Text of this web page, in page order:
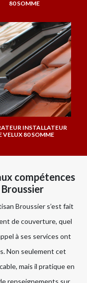
80 SOMME
INSTALLATEUR
VELUX 80 SOMME
compétences
Broussier s’est fait
de couverture, quel
à ses services ont
Non seulement cet
mais il pratique en
renseignements sur